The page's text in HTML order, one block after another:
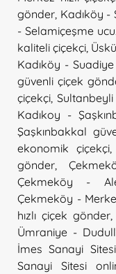
gönder Kadıköy -
- Selamiçeşme
kaliteli çiçekçi
Kadıköy -
güvenli çiçek
çiçekçi ,
Kadıkoy -
Şaşkınbakkal
ekonomik çiçekçi,
gönder
Çekmeköy -
Çekmeköy -
hızlı çiçek gönder
Ümraniye -
İmes Sanayi
Sanayi Sitesi